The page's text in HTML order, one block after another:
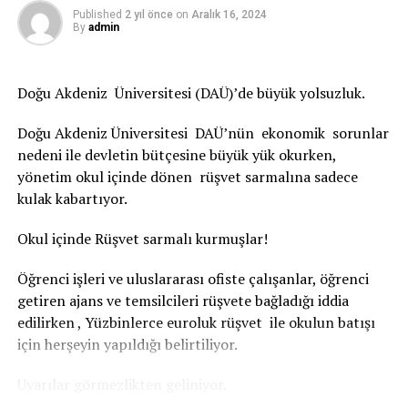
çıktı. Borsa İstanbul AŞ, işlem hacmindeki artışın
etkisiyle yüzde 381 devir hızına ulaşarak 2020 yılında
dünyanın en likit piyasası oldu. Yüzde 341 devir hızı ile
334 ile ABD’li Nasdaq üçüncü, yüzde 267 ile Tayvan
2020 yılının getiri şampiyonu Tahran Borsası oldu
Açıklamada, 23 gelişmiş ve 24 gelişmekte olan ülkenin
yansıtan MSCI ACWI endeksinin 2020 yılını dolar
2020’de dünya genelinde borsa getirilerinin gelişmiş
ülkelerde pozitif olduğu görülürken, gelişmekte olan
ülkelerin çoğunun yılı dolar bazında kayıpla kapattığı
Published 2 yıl önce on Aralık 16, 2024
By admin
Doğu Akdeniz Üniversitesi (DAÜ)’de büyük yolsuzluk.
Doğu Akdeniz Üniversitesi DAÜ’nün ekonomik sorunlar
nedeni ile devletin bütçesine büyük yük okurken,
yönetim okul içinde dönen rüşvet sarmalına sadece
kulak kabartıyor.
Okul içinde Rüşvet sarmalı kurmuşlar!
Öğrenci işleri ve uluslararası ofiste çalışanlar, öğrenci
getiren ajans ve temsilcileri rüşvete bağladığı iddia
edilirken , Yüzbinlerce euroluk rüşvet ile okulun batışı
için herşeyin yapıldığı belirtiliyor.